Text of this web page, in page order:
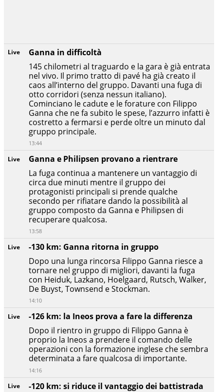
Live
-120 km: si riduce il vantaggio dei battistrada
Live
-126 km: la Ineos prova a fare la differenza
Dopo il rientro in gruppo di Filippo Ganna è
proprio la Ineos a prendere il comando delle
operazioni con la formazione inglese che sembra
determinata a fare qualcosa di importante.
14:16
Live
-130 km: Ganna ritorna in gruppo
Dopo una lunga rincorsa Filippo Ganna riesce a
tornare nel gruppo di migliori, davanti la fuga
con Heiduk, Lazkano, Hoelgaard, Rutsch, Walker,
De Buyst, Townsend e Stockman.
14:10
Live
Ganna e Philipsen provano a rientrare
La fuga continua a mantenere un vantaggio di
circa due minuti mentre il gruppo dei
protagonisti principali si prende qualche
secondo per rifiatare dando la possibilità al
gruppo composto da Ganna e Philipsen di
recuperare qualcosa.
13:58
Live
Ganna in difficoltà
145 chilometri al traguardo e la gara è già entrata
nel vivo. Il primo tratto di pavé ha già creato il
caos all’interno del gruppo. Davanti una fuga di
otto corridori (senza nessun italiano).
Cominciano le cadute e le forature con Filippo
Ganna che ne fa subito le spese, l’azzurro infatti è
costretto a fermarsi e perde oltre un minuto dal
gruppo principale.
13:44